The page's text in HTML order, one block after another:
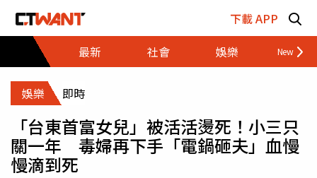
下載 APP
最新
社會 娛樂 財經
娛樂 即時
「台東首富女兒」被活活燙死！小三只
關一年 毒婦再下手「電鍋砸夫」血慢
慢滴到死